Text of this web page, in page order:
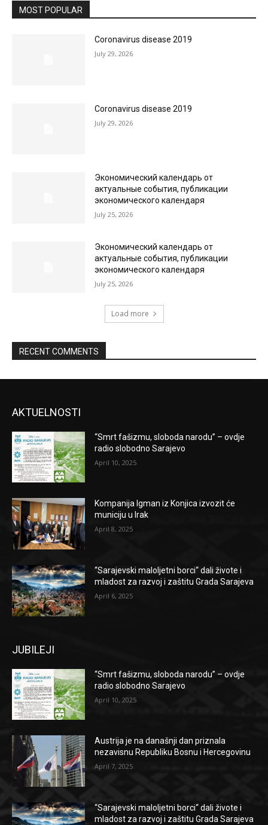
MOST POPULAR
Coronavirus disease 2019
July 29, 2026
Coronavirus disease 2019
July 29, 2026
Экономический календарь от
актуальные события, публикации
экономического календаря
July 25, 2026
Экономический календарь от
актуальные события, публикации
экономического календаря
July 25, 2026
Load more
RECENT COMMENTS
AKTUELNOSTI
“Smrt fašizmu, sloboda narodu” – ovdje
radio slobodno Sarajevo
April 10, 2025
Kompanija Igman iz Konjica izvozit će
municiju u Irak
April 8, 2025
“Sarajevski maloljetni borci“ dali živote i
mladost za razvoj i zaštitu Grada Sarajeva
April 6, 2025
JUBILEJI
“Smrt fašizmu, sloboda narodu” – ovdje
radio slobodno Sarajevo
April 10, 2025
Austrija je na današnji dan priznala
nezavisnu Republiku Bosnu i Hercegovinu
April 7, 2025
“Sarajevski maloljetni borci“ dali živote i
mladost za razvoj i zaštitu Grada Sarajeva